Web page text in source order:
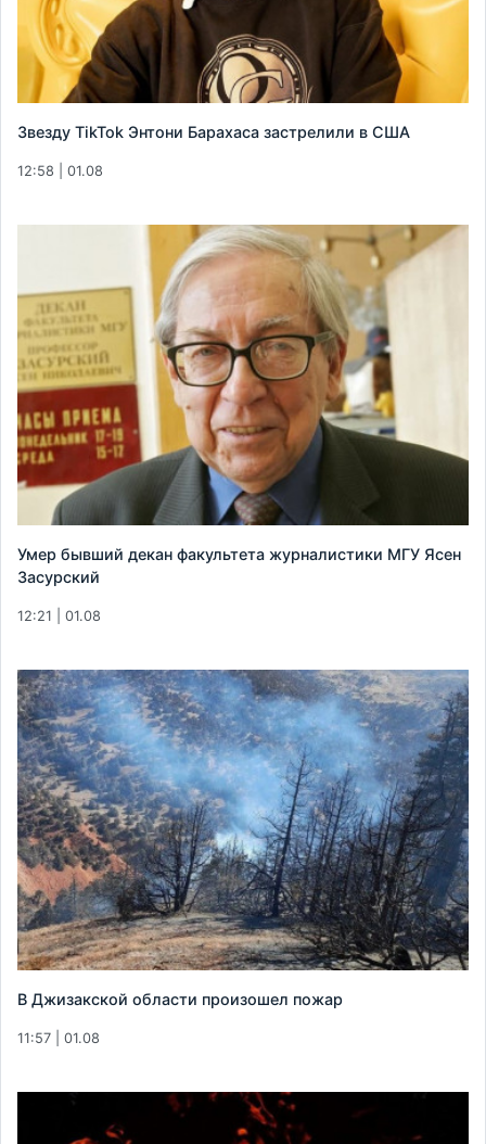
Звезду TikTok Энтони Барахаса застрелили в США
12:58 | 01.08
Умер бывший декан факультета журналистики МГУ Ясен
Засурский
12:21 | 01.08
В Джизакской области произошел пожар
11:57 | 01.08